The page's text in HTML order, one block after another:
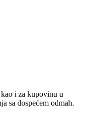
i za kupovinu u
sa dospećem odmah.